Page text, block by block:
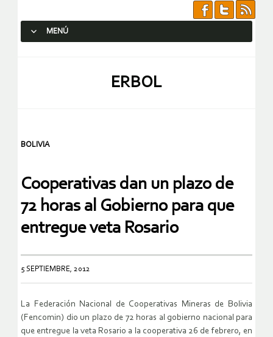
MENÚ
ERBOL
BOLIVIA
Cooperativas dan un plazo de
72 horas al Gobierno para que
entregue veta Rosario
5 SEPTIEMBRE, 2012
La Federación Nacional de Cooperativas Mineras de Bolivia
(Fencomin) dio un plazo de 72 horas al gobierno nacional para
que entregue la veta Rosario a la cooperativa 26 de febrero, en